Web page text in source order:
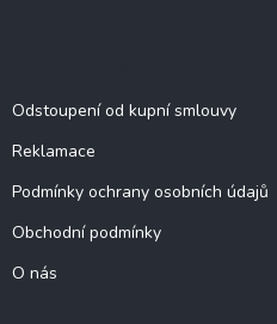
Odstoupení od kupní smlouvy
Reklamace
Podmínky ochrany osobních údajů
Obchodní podmínky
O nás